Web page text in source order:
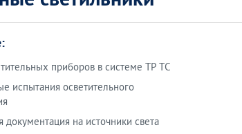
приборов в системе ТР ТС
испытания осветительного
документация на источники света